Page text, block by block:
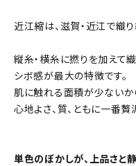
近江縮は、滋賀・近江で織
縦糸・横糸に撚りを加えて
シボ感が最大の特徴です。
肌に触れる面積が少ないか
心地よさ、質、ともに一番
単色のぼかしが、上品さと